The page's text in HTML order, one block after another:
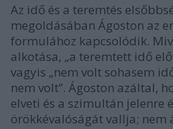
Az idő és a teremtés
megoldásában Ágoston az
formulához kapcsolódik.
alkotása, „a teremtett idő
vagyis „nem volt sohasem
nem volt”. Ágoston azáltal,
elveti és a szimultán jelenre
örökkévalóságát vallja;